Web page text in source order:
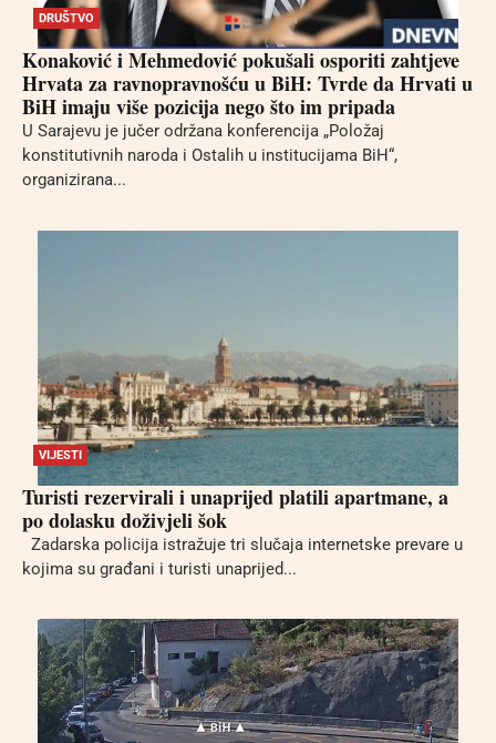
DRUŠTVO
Konaković i Mehmedović pokušali osporiti zahtjeve
Hrvata za ravnopravnošću u BiH: Tvrde da Hrvati u
BiH imaju više pozicija nego što im pripada
U Sarajevu je jučer održana konferencija „Položaj
konstitutivnih naroda i Ostalih u institucijama BiH“,
organizirana...
VIJESTI
Turisti rezervirali i unaprijed platili apartmane, a
po dolasku doživjeli šok
Zadarska policija istražuje tri slučaja internetske prevare u
kojima su građani i turisti unaprijed...